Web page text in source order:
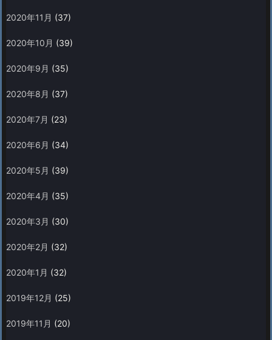
2020年11月 (37)
2020年10月 (39)
2020年9月 (35)
2020年8月 (37)
2020年7月 (23)
2020年6月 (34)
2020年5月 (39)
2020年4月 (35)
2020年3月 (30)
2020年2月 (32)
2020年1月 (32)
2019年12月 (25)
2019年11月 (20)